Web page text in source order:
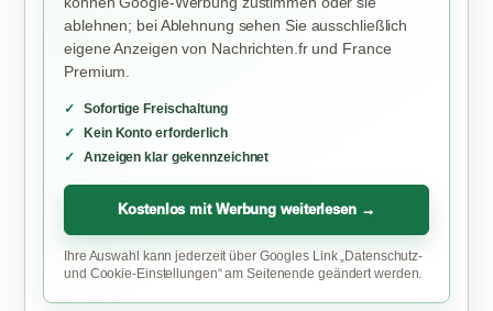
ablehnen; bei Ablehnung sehen Sie ausschließlich
eigene Anzeigen von Nachrichten.fr und France
Premium.
Sofortige Freischaltung
Kein Konto erforderlich
Anzeigen klar gekennzeichnet
Kostenlos mit Werbung weiterlesen →
Ihre Auswahl kann jederzeit über Googles Link „Datenschutz-
und Cookie-Einstellungen“ am Seitenende geändert werden.